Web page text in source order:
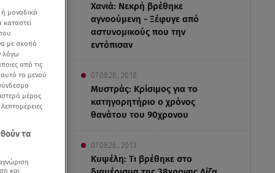
Χανιά: Νεκρή βρέθηκε
αγνοούμενη - Ξέφυγε από
αστυνομικούς που την
εντόπισαν
07.08.26 , 20:18
Μυστράς: Κρίσιμος για το
κατηγορητήριο ο χρόνος
θανάτου του 90χρονου
07.08.26 , 20:13
Κυψέλη: Tι βρέθηκε στο
μοναδικά
με σκοπό
λόγω
από τις
αυτό το μενού
μέρος
τα
και